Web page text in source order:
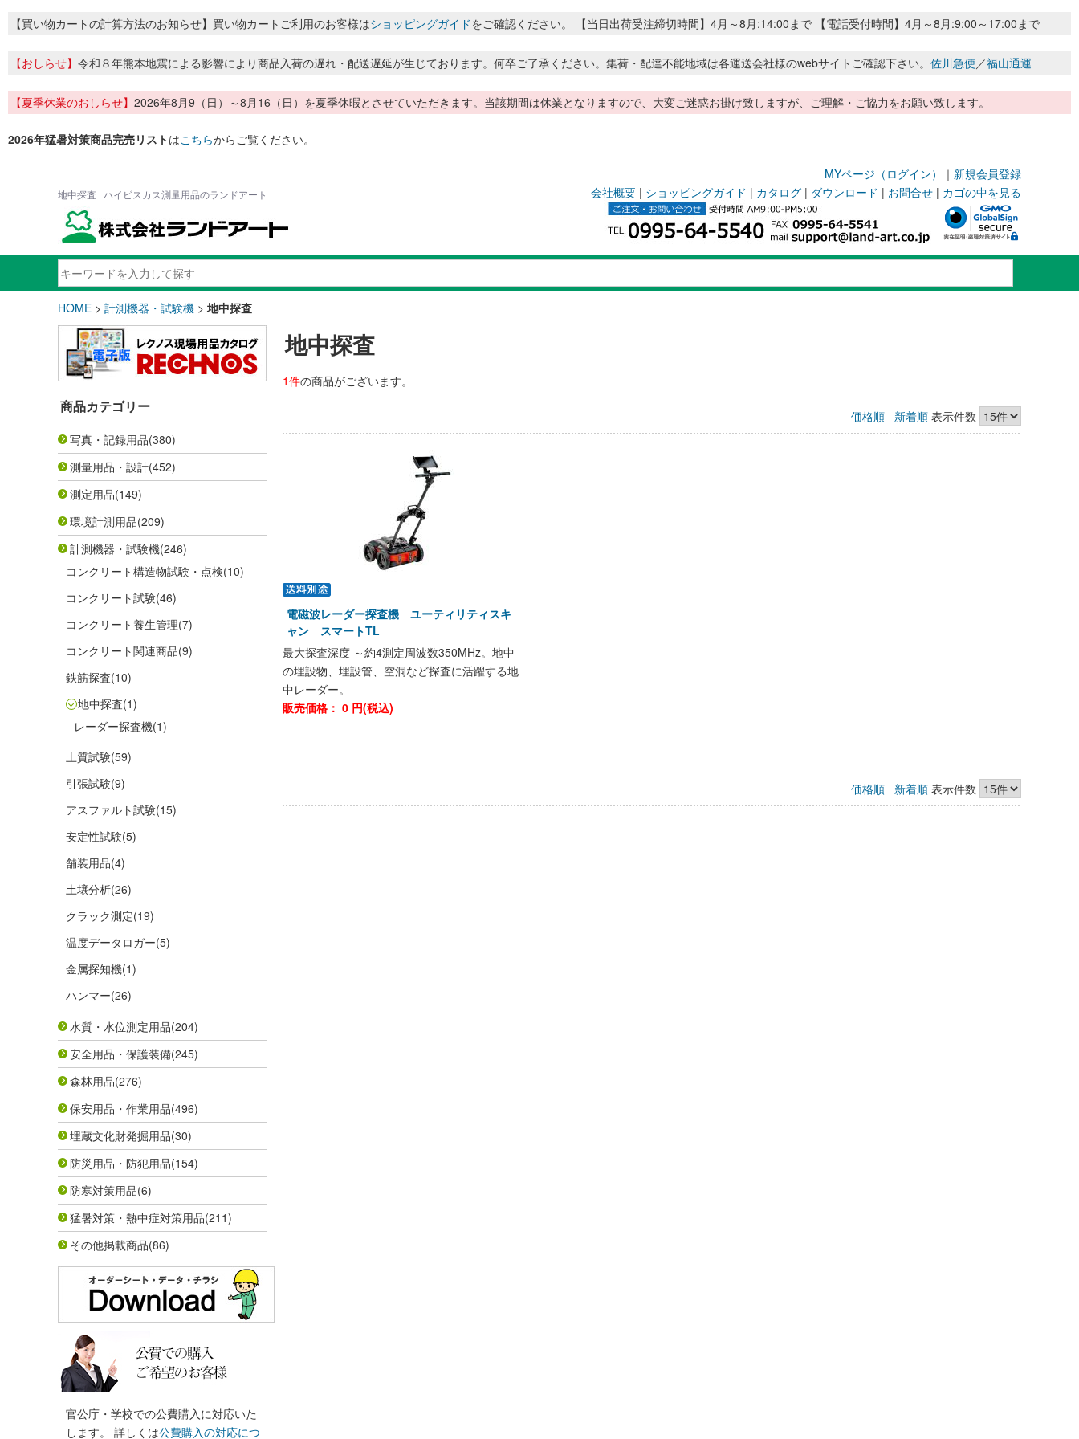
【買い物カートの計算方法のお知らせ】買い物カートご利用のお客様はショッピングガイドをご確認ください。 【当日出荷受注締切時間】4月～8月:14:00まで 【電話受付時間】4月～8月:9:00～17:00まで
【おしらせ】 令和８年熊本地震による影響により商品入荷の遅れ・配送遅延が生じております。何卒ご了承ください。集荷・配達不能地域は各運送会社様のwebサイトご確認下さい。 佐川急便／福山通運
【夏季休業のおしらせ】 2026年8月9（日）～8月16（日）を夏季休暇とさせていただきます。当該期間は休業となりますので、大変ご迷惑お掛け致しますが、ご理解・ご協力をお願い致します。
2026年猛暑対策商品完売リストはこちらからご覧ください。
MYページ（ログイン） ｜ 新規会員登録
地中探査 | ハイビスカス測量用品のランドアート 会社概要 | ショッピングガイド | カタログ | ダウンロード | お問合せ | カゴの中を見る
HOME > 計測機器・試験機 > 地中探査
商品カテゴリー
写真・記録用品(380)
測量用品・設計(452)
測定用品(149)
環境計測用品(209)
計測機器・試験機(246)
コンクリート構造物試験・点検(10)
コンクリート試験(46)
コンクリート養生管理(7)
コンクリート関連商品(9)
鉄筋探査(10)
地中探査(1)
レーダー探査機(1)
土質試験(59)
引張試験(9)
アスファルト試験(15)
安定性試験(5)
舗装用品(4)
土壌分析(26)
クラック測定(19)
温度データロガー(5)
金属探知機(1)
ハンマー(26)
水質・水位測定用品(204)
安全用品・保護装備(245)
森林用品(276)
保安用品・作業用品(496)
埋蔵文化財発掘用品(30)
防災用品・防犯用品(154)
防寒対策用品(6)
猛暑対策・熱中症対策用品(211)
その他掲載商品(86)
官公庁・学校での公費購入に対応いた
します。 詳しくは公費購入の対応につ
地中探査
1件の商品がございます。
価格順 新着順 表示件数
電磁波レーダー探査機 ユーティリティスキ
ャン スマートTL
最大探査深度 ～約4測定周波数350MHz。地中
の埋設物、埋設管、空洞など探査に活躍する地
中レーダー。
販売価格： 0 円(税込)
価格順 新着順 表示件数